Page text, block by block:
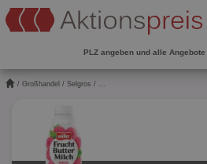
PLZ angeben und alle
/ Großhandel / Selgros / ...